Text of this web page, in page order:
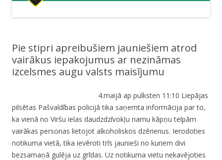
Pie stipri apreibušiem jauniešiem atrod
vairākus iepakojumus ar nezināmas
izcelsmes augu valsts maisījumu
4.maijā ap pulksten 11:10 Liepājas
pilsētas Pašvaldības policijā tika saņemta informācija par to,
ka vienā no Viršu ielas daudzdzīvokļu namu kāpņu telpām
vairākas personas lietojot alkoholiskos dzērienus. Ierodoties
notikuma vietā, tika ievēroti trīs jaunieši no kuriem divi
bezsamaņā gulēja uz grīdas. Uz notikuma vietu nekavējoties